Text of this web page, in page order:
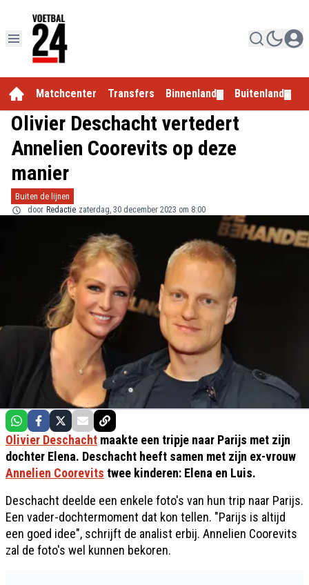
Matchcenter Transfers Binnenland Buitenland
Olivier Deschacht vertedert
Annelien Coorevits op deze
manier
Buiten de lijnen
door Redactie zaterdag, 30 december 2023 om 8:00
Olivier Deschacht maakte een tripje naar Parijs met zijn
dochter Elena. Deschacht heeft samen met zijn ex-vrouw
Annelien Coorevits twee kinderen: Elena en Luis.
Deschacht deelde een enkele foto's van hun trip naar Parijs.
Een vader-dochtermoment dat kon tellen. "Parijs is altijd
een goed idee", schrijft de analist erbij. Annelien Coorevits
zal de foto's wel kunnen bekoren.